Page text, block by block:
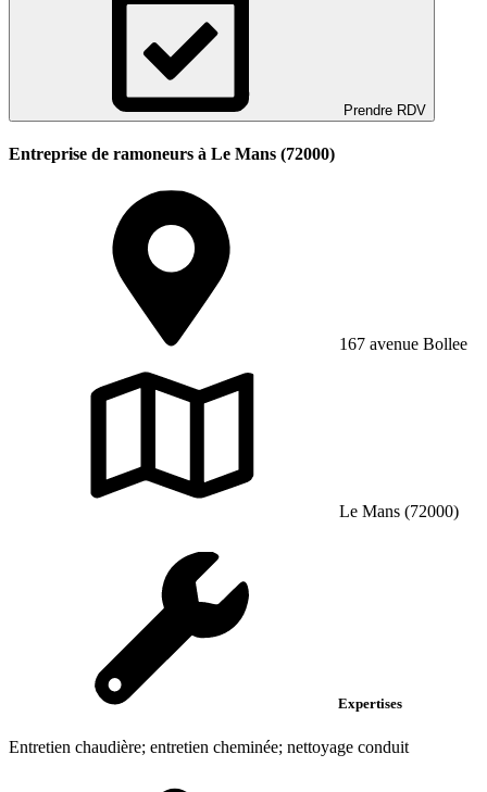
Prendre RDV
Entreprise de ramoneurs à Le Mans (72000)
167 avenue Bollee
Le Mans (72000)
Expertises
Entretien chaudière; entretien cheminée; nettoyage conduit